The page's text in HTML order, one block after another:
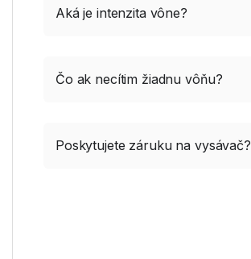
Aká je intenzita vône?
Čo ak necítim žiadnu vôňu?
Poskytujete záruku na vysávač?